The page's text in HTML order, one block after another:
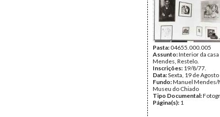
Pasta:04655.000.005
Assunto:Interior da
Mendes, Restelo.
Inscrições: 19/8/77.
Data:Sexta, 19 de
Fundo:Manuel Mendes/
Museu do Chiado
Tipo Documental:
Página(s): 1